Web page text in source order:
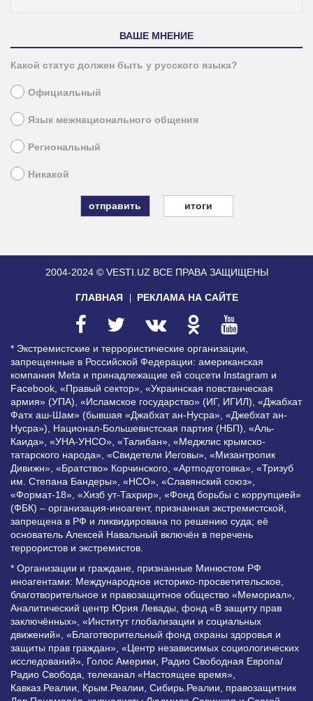
ВАШЕ МНЕНИЕ
Какой статус должен быть у русского языка?
Официальный
Язык межнационального общения
Региональный
Никакой
итоги
2004-2024 © VESTI.UZ ВСЕ ПРАВА ЗАЩИЩЕНЫ
ГЛАВНАЯ РЕКЛАМА НА САЙТЕ
* Экстремистские и террористические организации,
запрещенные в Российской Федерации: американская
компания Meta и принадлежащие ей соцсети Instagram и
Facebook, «Правый сектор», «Украинская повстанческая
армия» (УПА), «Исламское государство» (ИГ, ИГИЛ), «Джабхат
Фатх аш-Шам» (бывшая «Джабхат ан-Нусра», «Джебхат ан-
Нусра»), Национал-Большевистская партия (НБП), «Аль-
Каида», «УНА-УНСО», «Талибан», «Меджлис крымско-
татарского народа», «Свидетели Иеговы», «Мизантропик
Дивижн», «Братство» Корчинского, «Артподготовка», «Тризуб
им. Степана Бандеры», «НСО», «Славянский союз»,
«Формат-18», «Хизб ут-Тахрир», «Фонд борьбы с коррупцией»
(ФБК) – организация-иноагент, признанная экстремистской,
запрещена в РФ и ликвидирована по решению суда; её
основатель Алексей Навальный включён в перечень
террористов и экстремистов.
* Организации и граждане, признанные Минюстом РФ
иноагентами: Международное историко-просветительское,
благотворительное и правозащитное общество «Мемориал»,
Аналитический центр Юрия Левады, фонд «В защиту прав
заключённых», «Институт глобализации и социальных
движений», «Благотворительный фонд охраны здоровья и
защиты прав граждан», «Центр независимых социологических
исследований», Голос Америки, Радио Свободная Европа/
Радио Свобода, телеканал «Настоящее время»,
Кавказ.Реалии, Крым.Реалии, Сибирь.Реалии, правозащитник